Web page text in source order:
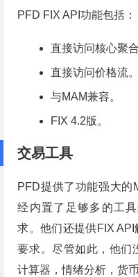
PFD FIX API功能包括：
直接访问核心聚合
直接访问价格流。
与MAM兼容。
FIX 4.2版。
交易工具
PFD提供了功能强大的
经内置了足够多的工
求。他们还提供FIX
要求。尽管如此，他们
计算器，情绪分析，货